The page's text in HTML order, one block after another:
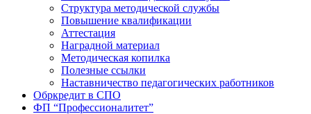
Структура методической службы
Повышение квалификации
Аттестация
Наградной материал
Методическая копилка
Полезные ссылки
Наставничество педагогических работников
Обркредит в СПО
ФП “Профессионалитет”